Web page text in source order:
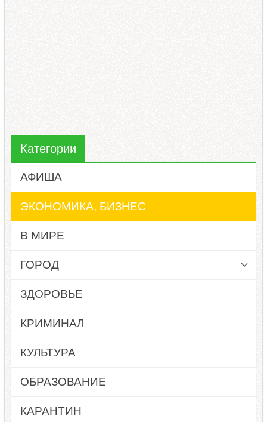
Категории
АФИША
ЭКОНОМИКА, БИЗНЕС
В МИРЕ
ГОРОД
ЗДОРОВЬЕ
КРИМИНАЛ
КУЛЬТУРА
ОБРАЗОВАНИЕ
КАРАНТИН